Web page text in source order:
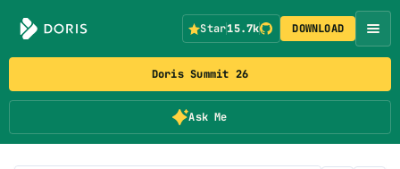
Doris Summit 26
Ask Me
Star15.7k DOWNLOAD